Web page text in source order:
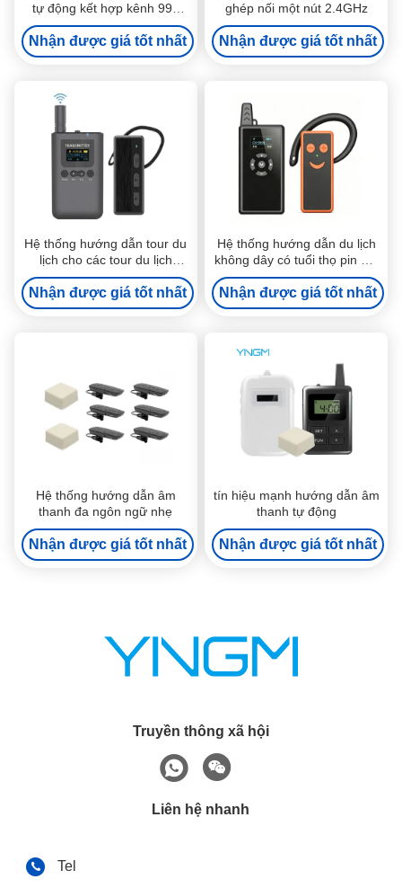
tự động kết hợp kênh 999
cho bảo tàng
Nhận được giá tốt nhất
ghép nối một nút 2.4GHz
Nhận được giá tốt nhất
Hệ thống hướng dẫn tour du
lịch cho các tour du lịch
nhóm chuyên nghiệp
Nhận được giá tốt nhất
Hệ thống hướng dẫn du lịch
không dây có tuổi thọ pin dài
dành cho triển lãm
Nhận được giá tốt nhất
Hệ thống hướng dẫn âm
thanh đa ngôn ngữ nhẹ
Nhận được giá tốt nhất
tín hiệu mạnh hướng dẫn âm
thanh tự động
Nhận được giá tốt nhất
Truyền thông xã hội
Liên hệ nhanh
Tel